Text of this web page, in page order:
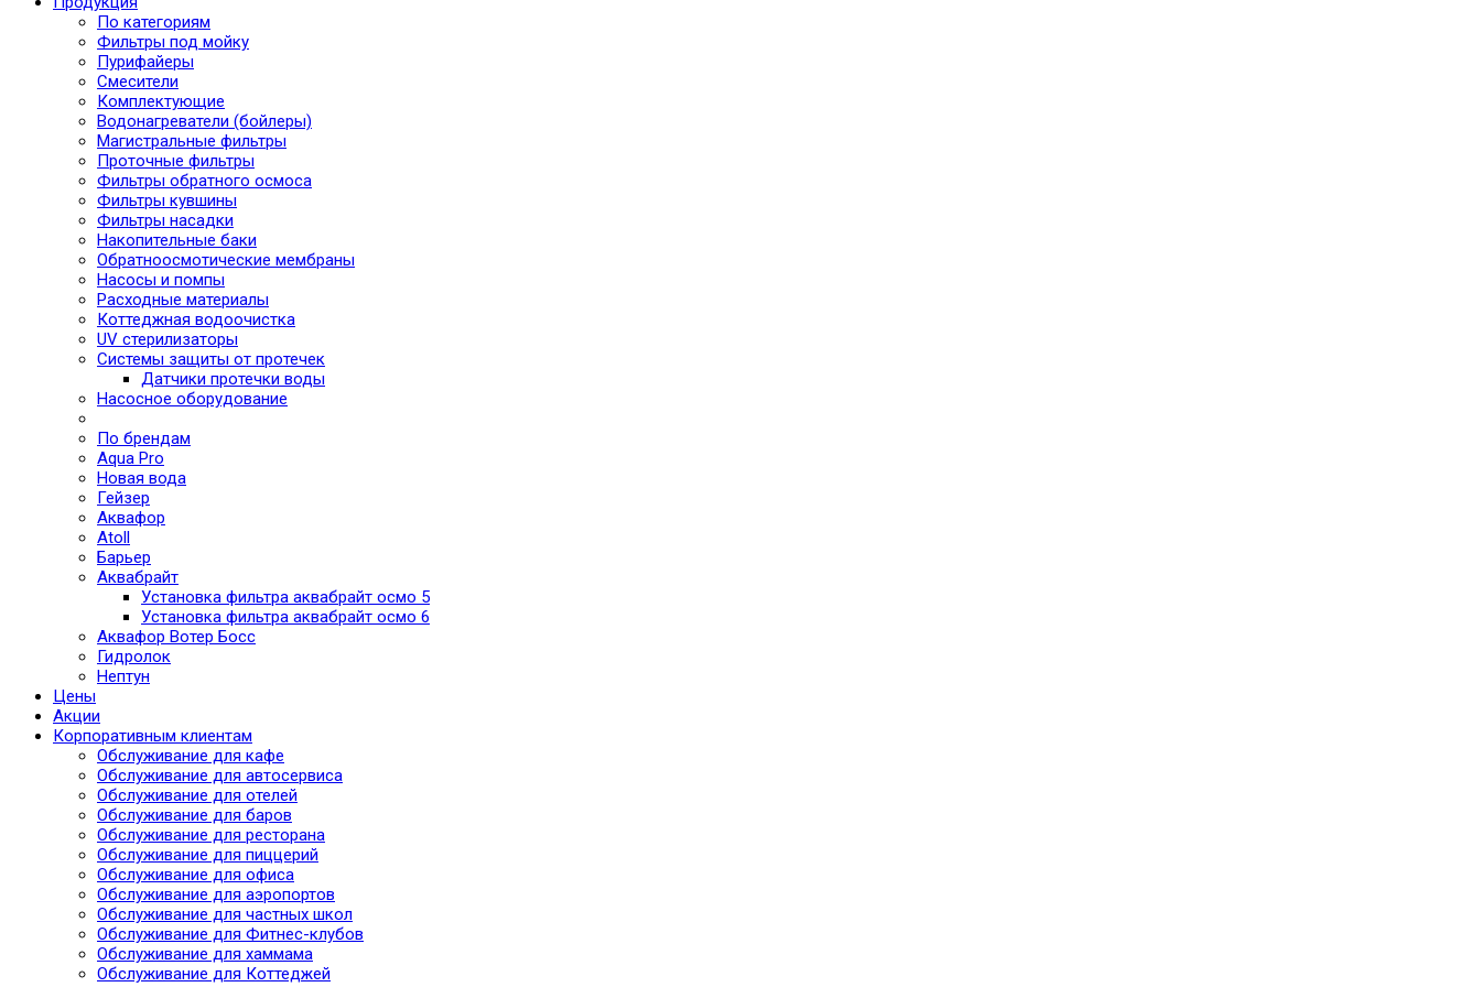
По категориям
Фильтры под мойку
Пурифайеры
Смесители
Комплектующие
Водонагреватели (бойлеры)
Магистральные фильтры
Проточные фильтры
Фильтры обратного осмоса
Фильтры кувшины
Фильтры насадки
Накопительные баки
Обратноосмотические мембраны
Насосы и помпы
Расходные материалы
Коттеджная водоочистка
UV стерилизаторы
Системы защиты от протечек
Датчики протечки воды
Насосное оборудование
По брендам
Aqua Pro
Новая вода
Гейзер
Аквафор
Atoll
Барьер
Аквабрайт
Установка фильтра аквабрайт осмо 5
Установка фильтра аквабрайт осмо 6
Аквафор Вотер Босс
Гидролок
Нептун
Цены
Акции
Корпоративным клиентам
Обслуживание для кафе
Обслуживание для автосервиса
Обслуживание для отелей
Обслуживание для баров
Обслуживание для ресторана
Обслуживание для пиццерий
Обслуживание для офиса
Обслуживание для аэропортов
Обслуживание для частных школ
Обслуживание для Фитнес-клубов
Обслуживание для хаммама
Обслуживание для Коттеджей